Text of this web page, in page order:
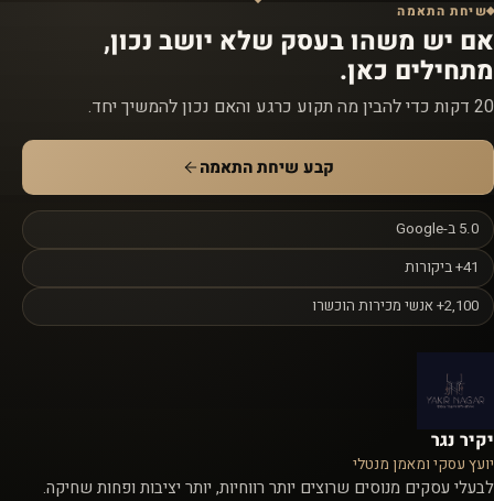
שיחת התאמה
אם יש משהו בעסק שלא יושב נכון,
מתחילים כאן.
20 דקות כדי להבין מה תקוע כרגע והאם נכון להמשיך יחד.
קבע שיחת התאמה
5.0 ב-Google
41+ ביקורות
2,100+ אנשי מכירות הוכשרו
יקיר נגר
יועץ עסקי ומאמן מנטלי
לבעלי עסקים מנוסים שרוצים יותר רווחיות, יותר יציבות ופחות שחיקה.